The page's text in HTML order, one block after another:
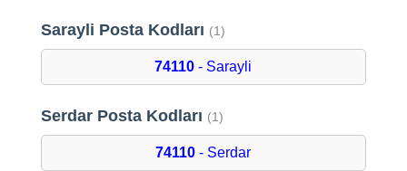
Sarayli Posta Kodları (1)
74110 - Sarayli
Serdar Posta Kodları (1)
74110 - Serdar